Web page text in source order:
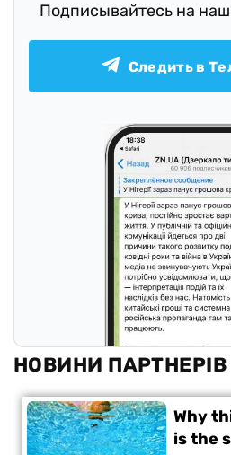
Подписывайтесь на наш
Следить в